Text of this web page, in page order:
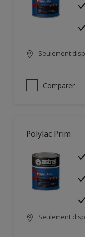
Seulement
Comparer
Polylac Prim
Seulement